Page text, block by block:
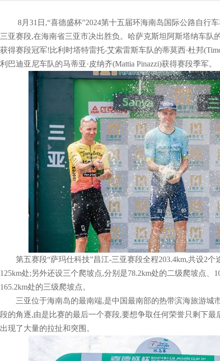
​8月31日,“喜德盛杯”2024第十五届环海南岛国际公路自行
三亚赛段,在海南省三亚市决出胜负。哈萨克斯坦阿斯塔纳车队
获得赛段冠军!比利时塔特雷托-艾索雷斯车队的蒂莫西·杜邦
利巴迪亚尼车队的马蒂亚·皮纳齐(Mattia Pinazzi)获得赛段季军。
第五赛段“萨玛仕科技”昌江-三亚赛段全程203.4km,共设2个
125km处;另外还设三个爬坡点,分别是78.2km处的二级爬坡点、
165.2km处的三级爬坡点。
三亚位于海南岛的最南端,是中国最南部的热带滨海旅游城
段的角逐,由是比赛的最后一个赛段,要想争取任何荣誉只剩下最
出现了大量的拉扯和突围。